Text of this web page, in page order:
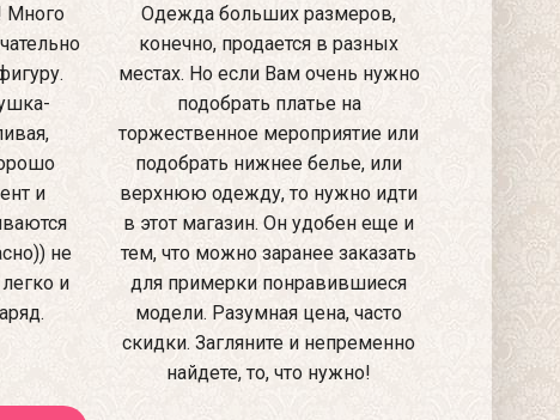
Много
и
не
и
Одежда больших размеров,
конечно, продается в разных
местах. Но если Вам очень нужно
подобрать платье на
торжественное мероприятие или
подобрать нижнее белье, или
верхнюю одежду, то нужно идти
в этот магазин. Он удобен еще и
тем, что можно заранее заказать
для примерки понравившиеся
модели. Разумная цена, часто
скидки. Загляните и непременно
найдете, то, что нужно!